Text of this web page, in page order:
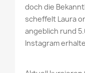
doch die
scheffelt Laura
angeblich rund
Instagram